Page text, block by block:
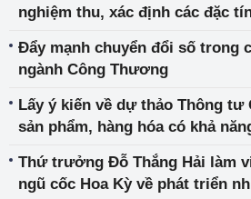
nghiệm thu, xác định các đặc
Đẩy mạnh chuyển đổi số trong
ngành Công Thương
Lấy ý kiến về dự thảo Thông tư
sản phẩm, hàng hóa có khả
Thứ trưởng Đỗ Thắng Hải làm
ngũ cốc Hoa Kỳ về phát triển